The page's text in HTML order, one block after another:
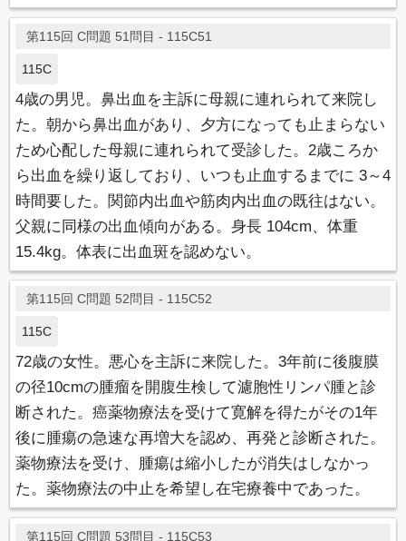
第115回 C問題 51問目 - 115C51
115C
4歳の男児。鼻出血を主訴に母親に連れられて来院し
た。朝から鼻出血があり、夕方になっても止まらない
ため心配した母親に連れられて受診した。2歳ころか
ら出血を繰り返しており、いつも止血するまでに 3～4
時間要した。関節内出血や筋肉内出血の既往はない。
父親に同様の出血傾向がある。身長 104cm、体重
15.4kg。体表に出血斑を認めない。
第115回 C問題 52問目 - 115C52
115C
72歳の女性。悪心を主訴に来院した。3年前に後腹膜
の径10cmの腫瘤を開腹生検して濾胞性リンパ腫と診
断された。癌薬物療法を受けて寛解を得たがその1年
後に腫瘍の急速な再増大を認め、再発と診断された。
薬物療法を受け、腫瘍は縮小したが消失はしなかっ
た。薬物療法の中止を希望し在宅療養中であった。
第115回 C問題 53問目 - 115C53